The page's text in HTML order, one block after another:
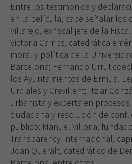
Entre los testimonios y
en la película, cabe señalar los
Villarejo, ex fiscal jefe de la
Victoria Camps, catedrática
moral y política de la
Barcelona; Fernando
los Ayuntamientos de Ermua,
Urdiales y Crevillent; Itziar
urbanista y experta en
ciudadana y resolución de
público; Manuel Villoria,
Transparency Internacional,
Joan Queralt, catedrático de